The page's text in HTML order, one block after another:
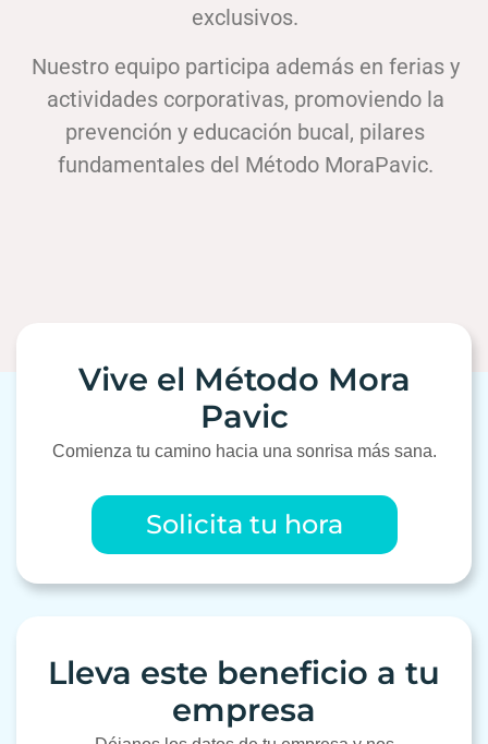
exclusivos.
Nuestro equipo participa además en ferias y
actividades corporativas, promoviendo la
prevención y educación bucal, pilares
fundamentales del Método MoraPavic.
Vive el Método Mora
Pavic
Comienza tu camino hacia una sonrisa más sana.
Solicita tu hora
Lleva este beneficio a tu
empresa